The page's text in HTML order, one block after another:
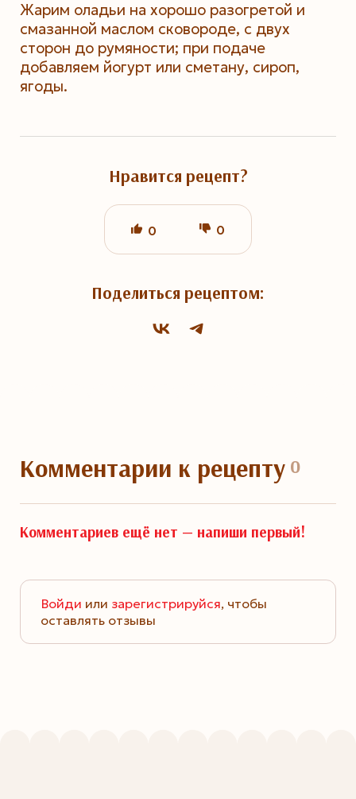
Жарим оладьи на хорошо разогретой и
смазанной маслом сковороде, с двух
сторон до румяности; при подаче
добавляем йогурт или сметану, сироп,
ягоды.
Нравится рецепт?
0 0
Поделиться рецептом:
Комментарии к рецепту0
Комментариев ещё нет — напиши первый!
Войди или зарегистрируйся, чтобы
оставлять отзывы